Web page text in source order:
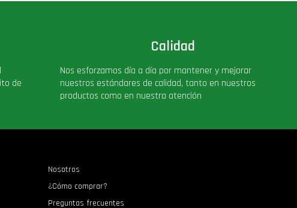
de
Calidad
Nos esforzamos día a día por mantener y mejorar
nuestros estándares de calidad, tanto en nuestros
productos como en nuestra atención
Nosotros
¿Cómo comprar?
Preguntas frecuentes